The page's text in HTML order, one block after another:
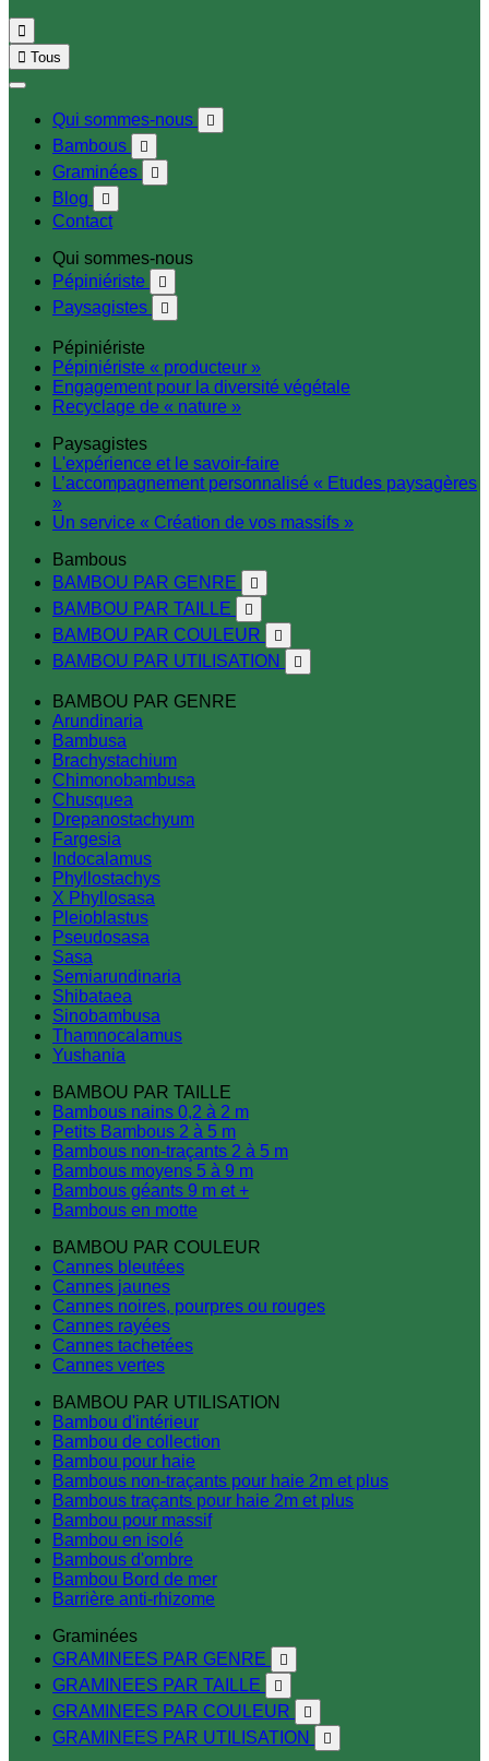

 Tous
Qui sommes-nous 
Bambous 
Graminées 
Blog 
Contact
Qui sommes-nous
Pépiniériste

Paysagistes 
Pépiniériste
Pépiniériste « producteur »
Engagement pour la diversité végétale
Recyclage de « nature »
Paysagistes
L'expérience et le savoir-faire
L’accompagnement personnalisé « Etudes paysagères
»
Un service « Création de vos massifs »
Bambous
BAMBOU PAR GENRE

BAMBOU PAR TAILLE 
BAMBOU PAR COULEUR 
BAMBOU PAR UTILISATION 
BAMBOU PAR GENRE
Arundinaria
Bambusa
Brachystachium
Chimonobambusa
Chusquea
Drepanostachyum
Fargesia
Indocalamus
Phyllostachys
X Phyllosasa
Pleioblastus
Pseudosasa
Sasa
Semiarundinaria
Shibataea
Sinobambusa
Thamnocalamus
Yushania
BAMBOU PAR TAILLE
Bambous nains 0,2 à 2 m
Petits Bambous 2 à 5 m
Bambous non-traçants 2 à 5 m
Bambous moyens 5 à 9 m
Bambous géants 9 m et +
Bambous en motte
BAMBOU PAR COULEUR
Cannes bleutées
Cannes jaunes
Cannes noires, pourpres ou rouges
Cannes rayées
Cannes tachetées
Cannes vertes
BAMBOU PAR UTILISATION
Bambou d'intérieur
Bambou de collection
Bambou pour haie
Bambous non-traçants pour haie 2m et plus
Bambous traçants pour haie 2m et plus
Bambou pour massif
Bambou en isolé
Bambous d'ombre
Bambou Bord de mer
Barrière anti-rhizome
Graminées
GRAMINEES PAR GENRE

GRAMINEES PAR TAILLE 
GRAMINEES PAR COULEUR 
GRAMINEES PAR UTILISATION 